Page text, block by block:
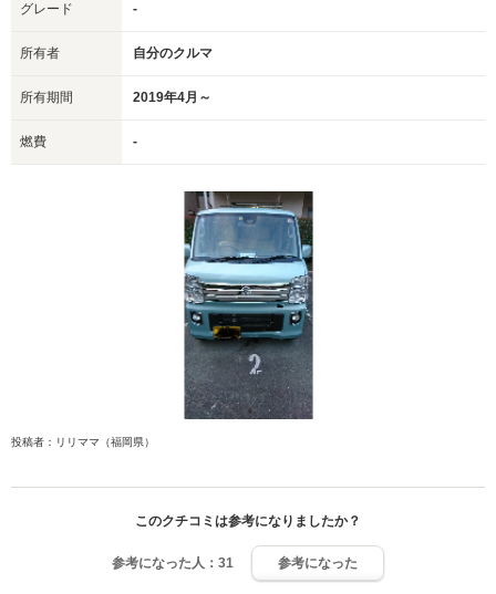
グレード -
所有者 自分のクルマ
所有期間 2019年4月～
燃費 -
投稿者：リリママ（福岡県）
このクチコミは参考になりましたか？
参考になった人： 31 参考になった